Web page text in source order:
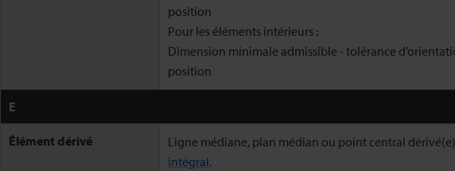
position
Pour les éléments intérieurs :
Dimension minimale admissible - tolérance
position
E
Élément dérivé Ligne médiane, plan médian ou point central dérivé(e)
intégral.